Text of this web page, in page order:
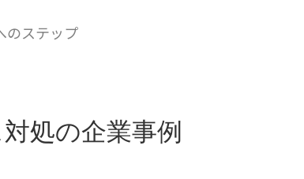
のステップ
処の企業事例